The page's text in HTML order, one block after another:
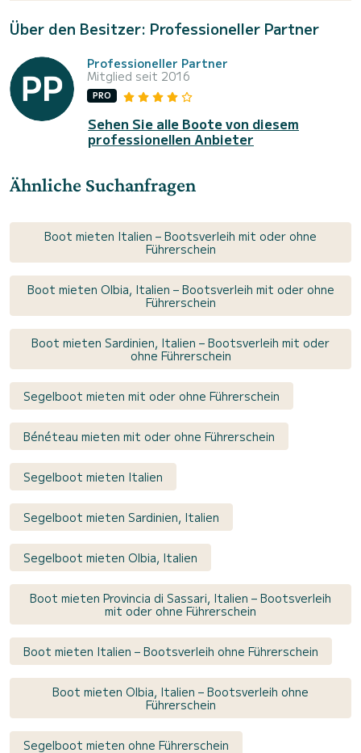
Über den Besitzer: Professioneller Partner
Professioneller Partner
Mitglied seit 2016
PRO
Sehen Sie alle Boote von diesem
professionellen Anbieter
Ähnliche Suchanfragen
Boot mieten Italien – Bootsverleih mit oder ohne
Führerschein
Boot mieten Olbia, Italien – Bootsverleih mit oder ohne
Führerschein
Boot mieten Sardinien, Italien – Bootsverleih mit oder
ohne Führerschein
Segelboot mieten mit oder ohne Führerschein
Bénéteau mieten mit oder ohne Führerschein
Segelboot mieten Italien
Segelboot mieten Sardinien, Italien
Segelboot mieten Olbia, Italien
Boot mieten Provincia di Sassari, Italien – Bootsverleih
mit oder ohne Führerschein
Boot mieten Italien – Bootsverleih ohne Führerschein
Boot mieten Olbia, Italien – Bootsverleih ohne
Führerschein
Segelboot mieten ohne Führerschein